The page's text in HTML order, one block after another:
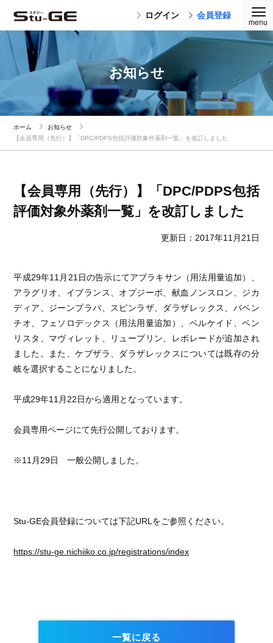
ログイン 会員登録
お知らせ
ホーム
お知らせ
【会員専用（先行）】「DPC/PDPS包括評価対象外薬剤一覧」を改訂しました
【会員専用（先行）】「DPC/PDPS包括
評価対象外薬剤一覧」を改訂しました
更新日：2017年11月21日
平成29年11 月 21 日の告示にてアブラキサン（用法用量追加）、
アラグリオ、イブランス、オプジーボ、献血ノンスロン、ジカ
ディア、ジーンプラバ、スピンラザ、ダラザレックス、バベン
チオ、フェソロデックス（用法用量追加）、ベルケイド、ベン
リスタ、マヴィレット、リュープリン、レボレードが追加され
ました。また、ケブザラ、ダラザレックスについては既存の分
岐を選択することになりました。
平成29年11 月 22日から適用となっています。
会員専用ページにて先行公開しております。
※11月29日 一般公開しました。
Stu-GE会員登録については下記URL をご参照ください。
https://stu-ge.nichiiko.co.jp/registrations/index
一覧に戻る